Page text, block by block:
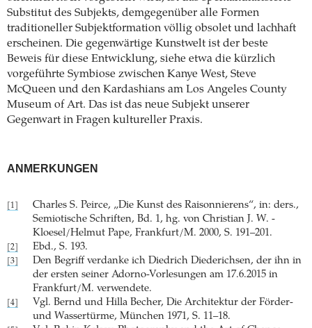
Substitut des Subjekts, demgegenüber alle Formen
traditioneller Subjektformation völlig obsolet und lachhaft
erscheinen. Die gegenwärtige Kunstwelt ist der beste
Beweis für diese Entwicklung, siehe etwa die kürzlich
vorgeführte Symbiose zwischen Kanye West, Steve
McQueen und den Kardashians am Los Angeles County
Museum of Art. Das ist das neue Subjekt unserer
Gegenwart in Fragen kultureller Praxis.
ANMERKUNGEN
[1]
Charles S. Peirce, „Die Kunst des Raisonnierens“, in: ders.,
Semiotische Schriften, Bd. 1, hg. von Christian J. W. ­
Kloesel/Helmut Pape, Frankfurt/M. 2000, S. 191–201.
[2] Ebd., S. 193.
[3]
Den Begriff verdanke ich Diedrich Diederichsen, der ihn in
der ersten seiner Adorno-Vorlesungen am 17.6.2015 in
Frankfurt/M. verwendete.
[4]
Vgl. Bernd und Hilla Becher, Die Architektur der Förder-
und Wassertürme, München 1971, S. 11–18.